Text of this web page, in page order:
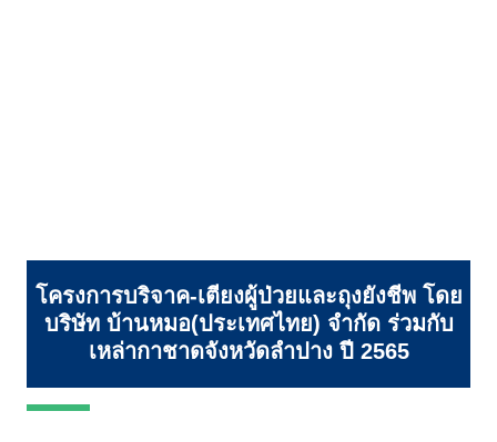
โครงการบริจาค-เตียงผู้ป่วยและถุงยังชีพ โดย
บริษัท บ้านหมอ(ประเทศไทย) จำกัด ร่วมกับ
เหล่ากาชาดจังหวัดลำปาง ปี 2565